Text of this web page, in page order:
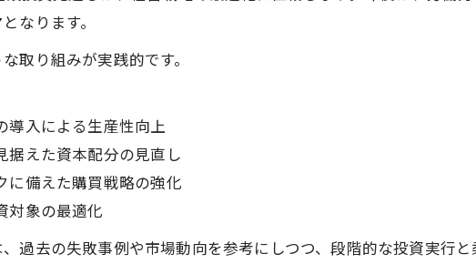
なります。
取り組みが実践的です。
導入による生産性向上
据えた資本配分の見直し
に備えた購買戦略の強化
対象の最適化
過去の失敗事例や市場動向を参考にしつつ、段階的な投資実行